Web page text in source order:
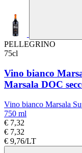
PELLEGRINO
75cl
Vino bianco
Marsala DOC
Vino bianco Marsala
750 ml
€ 7,32
€ 7,32
€ 9,76/LT